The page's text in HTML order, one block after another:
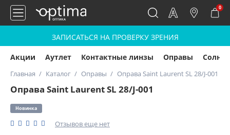
0
ЗАПИСАТЬСЯ НА ПРОВЕРКУ ЗРЕНИЯ
Акции Аутлет Контактные линзы Оправы
Главная Каталог Оправы Оправа Saint Laurent SL 28/J-001
Оправа Saint Laurent SL 28/J-001
Новинка
Отзывов еще нет